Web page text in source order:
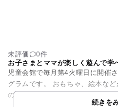
未評価
0件
お子さまとママが楽しく遊んで学
児童会館で毎月第4火曜日に開催
グラムです。 おもちゃ、絵本な
のびのびと親子で楽しむことがで
続きを